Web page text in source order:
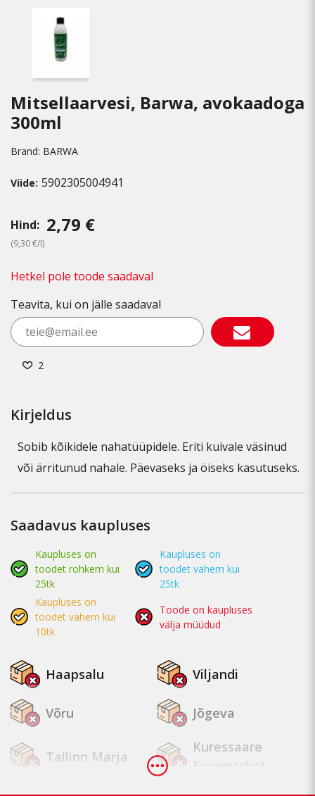
Mitsellaarvesi, Barwa, avokaadoga
300ml
Brand: BARWA
Viide: 5902305004941
Hind: 2,79 €
(9,30 €/l)
Hetkel pole toode saadaval
Teavita, kui on jälle saadaval
2
Kirjeldus
Sobib kõikidele nahatüüpidele. Eriti kuivale väsinud
või ärritunud nahale. Päevaseks ja öiseks kasutuseks.
Saadavus kaupluses
Kaupluses on
toodet rohkem kui
25tk
Kaupluses on
toodet vähem kui
25tk
Kaupluses on
toodet vähem kui
10tk
Toode on kaupluses
välja müüdud
Haapsalu Viljandi
Võru Jõgeva
Tallinn Marja
Kuressaare
Euromarket